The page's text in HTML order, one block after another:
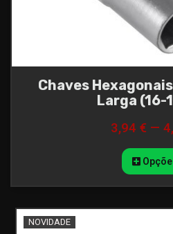
Chaves
Larga (16-
3,94 € —
NOVIDADE